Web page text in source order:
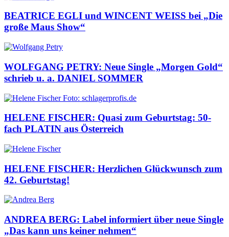
BEATRICE EGLI und WINCENT WEISS bei „Die
große Maus Show“
WOLFGANG PETRY: Neue Single „Morgen Gold“
schrieb u. a. DANIEL SOMMER
HELENE FISCHER: Quasi zum Geburtstag: 50-
fach PLATIN aus Österreich
HELENE FISCHER: Herzlichen Glückwunsch zum
42. Geburtstag!
ANDREA BERG: Label informiert über neue Single
„Das kann uns keiner nehmen“